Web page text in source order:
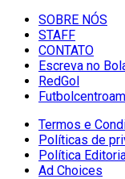
SOBRE NÓS
STAFF
CONTATO
Escreva no
RedGol
Termos e
Políticas de
Política
Ad Choices